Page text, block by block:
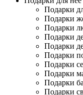
Подарки
Подарки
Подарки
Подарки
Подарки
Подарки
Подарки
Подарки
Подарки
Подарки